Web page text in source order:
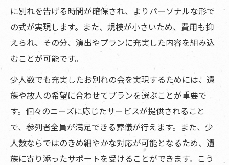
に別れを告げる時間が確保され、よりパーソナルな形で
の式が実現します。また、規模が小さいため、費用も抑
えられ、その分、演出やプランに充実した内容を組み込
むことが可能です。
少人数でも充実したお別れの会を実現するためには、遺
族や故人の希望に合わせてプランを選ぶことが重要で
す。個々のニーズに応じたサービスが提供されること
で、参列者全員が満足できる葬儀が行えます。また、少
人数ならではのきめ細やかな対応が可能となるため、遺
族に寄り添ったサポートを受けることができます。こう